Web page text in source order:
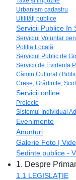
Urbanism cadastru
Utilități publice
Servicii Publice în
Serviciul Voluntar
Poliția Locală
Serviciul Public de
Servicii de Evidența
Cămin Cultural /
Creșe, Grădinițe,
Servicii online
Proiecte
Sistemul Individual
Evenimente
Anunțuri
Galerie Foto |
Sedinte publice -
1. Despre
1.1 LEGISLAȚIE